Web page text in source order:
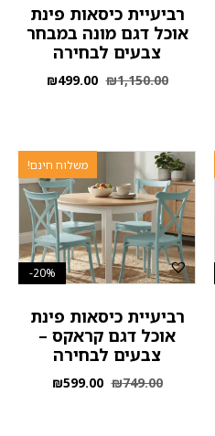
רביעיית כיסאות פינת
אוכל דגם מונה במבחר
צבעים לבחירה
₪1,150.00
₪499.00
משלוח חינם!
20%-
רביעיית כיסאות פינת
אוכל דגם קראקס –
צבעים לבחירה
₪749.00
₪599.00